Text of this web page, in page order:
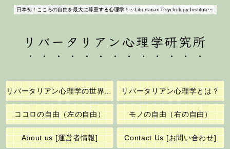
日本初！こころの自由を最大に尊重する心理学！～Libertarian Psychology Institute～
リバータリアン心理学研究所
リバータリアン心理学の世界へようこそ！ リバータリアン心理学とは？
ココロの自由（左の自由） モノの自由（右の自由）
About us [運営者情報] Contact Us [お問い合わせ]